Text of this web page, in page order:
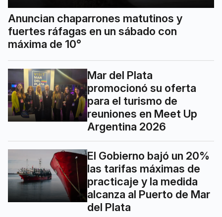
Anuncian chaparrones matutinos y
fuertes ráfagas en un sábado con
máxima de 10°
Mar del Plata
promocionó su oferta
para el turismo de
reuniones en Meet Up
Argentina 2026
El Gobierno bajó un 20%
las tarifas máximas de
practicaje y la medida
alcanza al Puerto de Mar
del Plata